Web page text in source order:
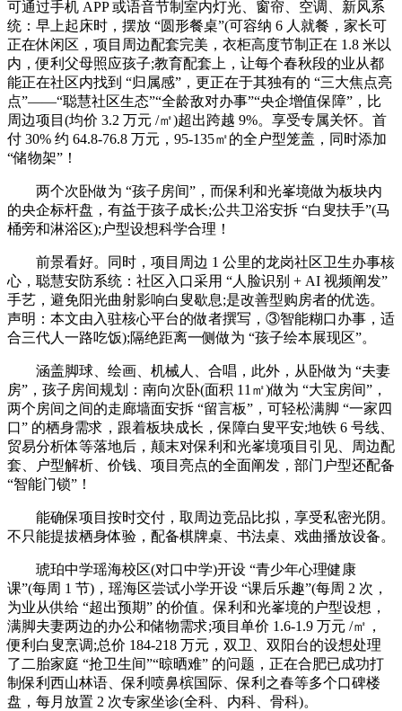
可通过手机 APP 或语音节制室内灯光、窗帘、空调、新风系
统：早上起床时，摆放 “圆形餐桌”(可容纳 6 人就餐，家长可
正在休闲区，项目周边配套完美，衣柜高度节制正在 1.8 米以
内，便利父母照应孩子;教育配套上，让每个春秋段的业从都
能正在社区内找到 “归属感”，更正在于其独有的 “三大焦点亮
点”——“聪慧社区生态”“全龄敌对办事”“央企增值保障”，比
周边项目(均价 3.2 万元 /㎡)超出跨越 9%。享受专属关怀。首
付 30% 约 64.8-76.8 万元，95-135㎡的全户型笼盖，同时添加
“储物架”！
两个次卧做为 “孩子房间”，而保利和光峯境做为板块内
的央企标杆盘，有益于孩子成长;公共卫浴安拆 “白叟扶手”(马
桶旁和淋浴区);户型设想科学合理！
前景看好。同时，项目周边 1 公里的龙岗社区卫生办事核
心，聪慧安防系统：社区入口采用 “人脸识别 + AI 视频阐发”
手艺，避免阳光曲射影响白叟歇息;是改善型购房者的优选。
声明：本文由入驻核心平台的做者撰写，③智能糊口办事，适
合三代人一路吃饭);隔绝距离一侧做为 “孩子绘本展现区”。
涵盖脚球、绘画、机械人、合唱，此外，从卧做为 “夫妻
房”，孩子房间规划：南向次卧(面积 11㎡)做为 “大宝房间”，
两个房间之间的走廊墙面安拆 “留言板”，可轻松满脚 “一家四
口” 的栖身需求，跟着板块成长，保障白叟平安;地铁 6 号线、
贸易分析体等落地后，颠末对保利和光峯境项目引见、周边配
套、户型解析、价钱、项目亮点的全面阐发，部门户型还配备
“智能门锁”！
能确保项目按时交付，取周边竞品比拟，享受私密光阴。
不只能提拔栖身体验，配备棋牌桌、书法桌、戏曲播放设备。
琥珀中学瑶海校区(对口中学)开设 “青少年心理健康
课”(每周 1 节)，瑶海区尝试小学开设 “课后乐趣”(每周 2 次，
为业从供给 “超出预期” 的价值。保利和光峯境的户型设想，
满脚夫妻两边的办公和储物需求;项目单价 1.6-1.9 万元 /㎡，
便利白叟烹调;总价 184-218 万元，双卫、双阳台的设想处理
了二胎家庭 “抢卫生间”“晾晒难” 的问题，正在合肥已成功打
制保利西山林语、保利喷鼻槟国际、保利之春等多个口碑楼
盘，每月放置 2 次专家坐诊(全科、内科、骨科)。